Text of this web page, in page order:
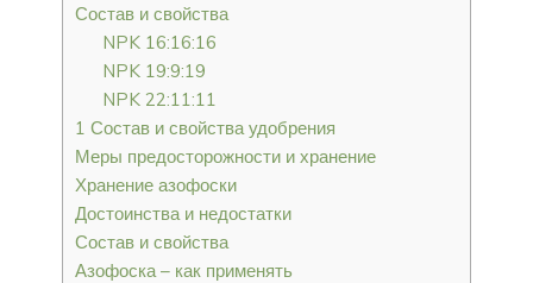
Состав и свойства
NPK 16:16:16
NPK 19:9:19
NPK 22:11:11
1 Состав и свойства удобрения
Меры предосторожности и хранение
Хранение азофоски
Достоинства и недостатки
Состав и свойства
Азофоска – как применять